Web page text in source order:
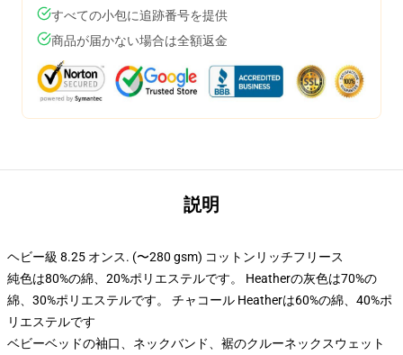
すべての小包に追跡番号を提供
商品が届かない場合は全額返金
説明
ヘビー級 8.25 オンス. (〜280 gsm) コットンリッチフリース
純色は80%の綿、20%ポリエステルです。 Heatherの灰色は70%の
綿、30%ポリエステルです。 チャコール Heatherは60%の綿、40%ポ
リエステルです
ベビーベッドの袖口、ネックバンド、裾のクルーネックスウェット